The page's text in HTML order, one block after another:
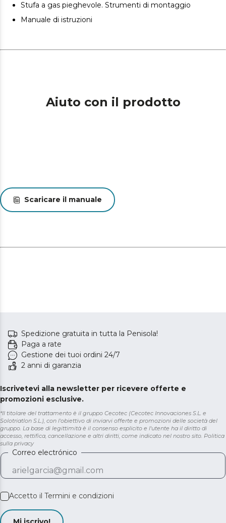
Stufa a gas pieghevole. Strumenti di montaggio
Manuale di istruzioni
Aiuto con il prodotto
Scaricare il manuale
Spedizione gratuita in tutta la Penisola!
Paga a rate
Gestione dei tuoi ordini 24/7
2 anni di garanzia
Iscrivetevi alla newsletter per ricevere offerte e
promozioni esclusive.
*Il titolare del trattamento è il gruppo Cecotec (Cecotec Innovaciones S.L. e
Solotriatlon S.L.), con l'obiettivo di inviarvi offerte e promozioni delle società del
gruppo. La base di legittimità è il consenso esplicito e l'utente ha il diritto di
accesso, rettifica, cancellazione e altri diritti, come indicato nel nostro sito. Politica
sulla privacy
Correo electrónico
Accetto il Termini e condizioni